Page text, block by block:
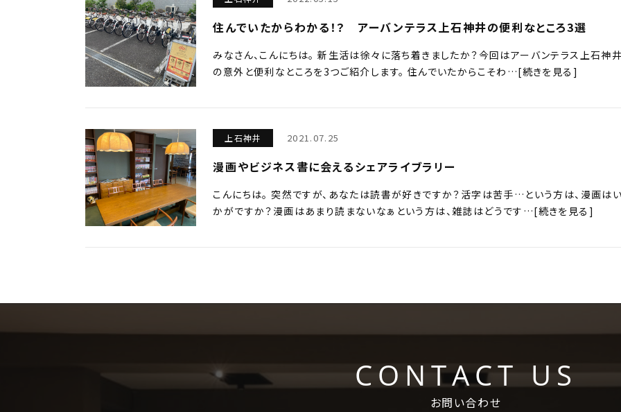
住んでいたからわかる！？ アーバンテラス上石神井の便利なところ3選
みなさん、こんにちは。 新生活は徐々に落ち着きましたか？今回はアーバンテラス上石神
の意外と便利なところを3つご紹介します。 住んでいたからこそわ…[続きを見る]
上石神井 2021.07.25
漫画やビジネス書に会えるシェアライブラリー
こんにちは。 突然ですが、あなたは読書が好きですか？活字は苦手…という方は、漫画は
かがですか？漫画はあまり読まないなぁという方は、雑誌はどうです…[続きを見る]
CONTACT US
お問い合わせ